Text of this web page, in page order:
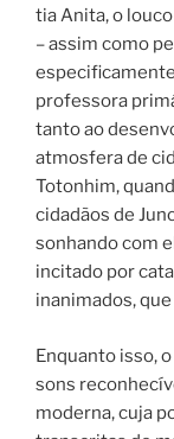
tia Anita, o
– assim como
professora
tanto ao
atmosfera de
Totonhim,
cidadãos de
sonhando com
incitado por
inanimados,
Enquanto isso,
sons
moderna, cuja